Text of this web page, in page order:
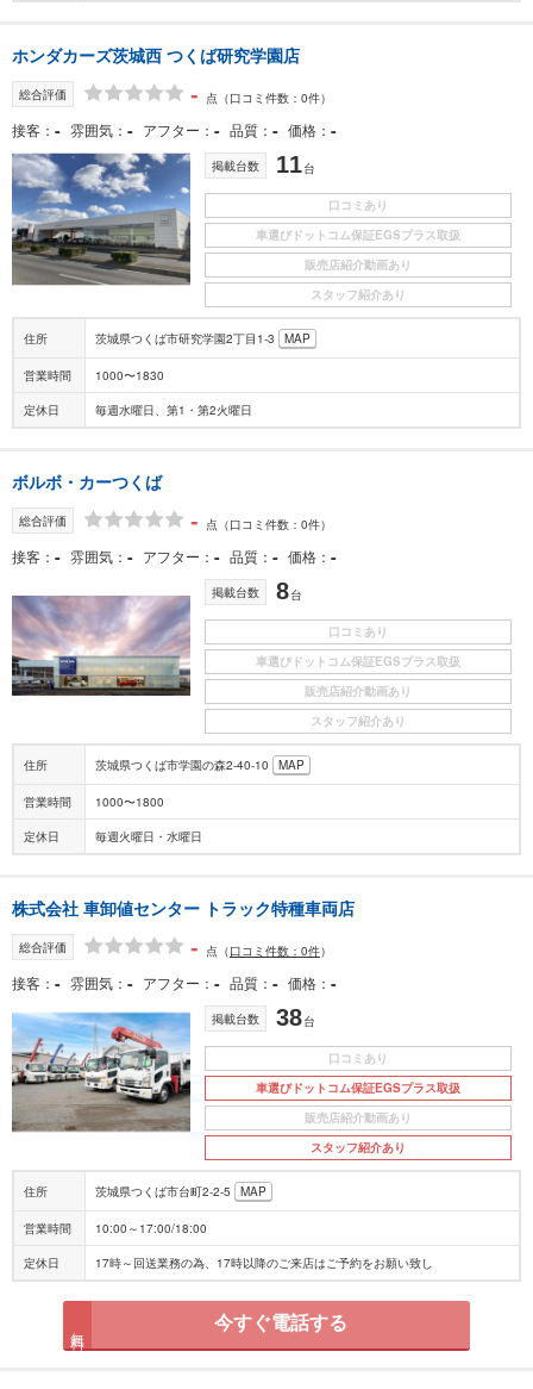
ホンダカーズ茨城西 つくば研究学園店
総合評価 - 点 （口コミ件数：0件）
接客 - 雰囲気 - アフター - 品質 - 価格 -
掲載台数 11台
口コミあり
車選びドットコム保証EGSプラス取扱
販売店紹介動画あり
スタッフ紹介あり
住所 茨城県つくば市研究学園2丁目1-3 MAP
営業時間 1000〜1830
定休日 毎週水曜日、第1・第2火曜日
ボルボ・カーつくば
総合評価 - 点 （口コミ件数：0件）
接客 - 雰囲気 - アフター - 品質 - 価格 -
掲載台数 8台
口コミあり
車選びドットコム保証EGSプラス取扱
販売店紹介動画あり
スタッフ紹介あり
住所 茨城県つくば市学園の森2-40-10 MAP
営業時間 1000〜1800
定休日 毎週火曜日・水曜日
株式会社 車卸値センター トラック特種車両店
総合評価 - 点 （口コミ件数：0件）
接客 - 雰囲気 - アフター - 品質 - 価格 -
掲載台数 38台
口コミあり
車選びドットコム保証EGSプラス取扱
販売店紹介動画あり
スタッフ紹介あり
住所 茨城県つくば市台町2-2-5 MAP
営業時間 10:00～17:00/18:00
定休日 17時～回送業務の為、17時以降のご来店はご予約をお願い致し
今すぐ電話する